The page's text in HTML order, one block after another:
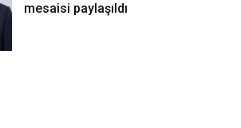
mesaisi paylaşıldı